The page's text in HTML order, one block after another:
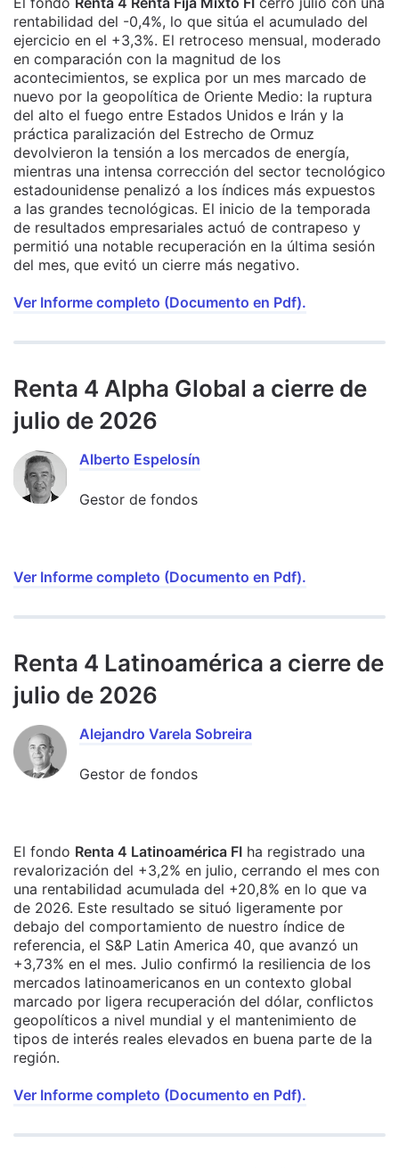
rentabilidad del -0,4%, lo que sitúa el acumulado del
ejercicio en el +3,3%. El retroceso mensual, moderado
en comparación con la magnitud de los
acontecimientos, se explica por un mes marcado de
nuevo por la geopolítica de Oriente Medio: la ruptura
del alto el fuego entre Estados Unidos e Irán y la
práctica paralización del Estrecho de Ormuz
devolvieron la tensión a los mercados de energía,
mientras una intensa corrección del sector tecnológico
estadounidense penalizó a los índices más expuestos
a las grandes tecnológicas. El inicio de la temporada
de resultados empresariales actuó de contrapeso y
permitió una notable recuperación en la última sesión
del mes, que evitó un cierre más negativo.
Ver Informe completo (Documento en Pdf).
Renta 4 Alpha Global a cierre de
julio de 2026
Alberto Espelosín
Gestor de fondos
Ver Informe completo (Documento en Pdf).
Renta 4 Latinoamérica a cierre de
julio de 2026
Alejandro Varela Sobreira
Gestor de fondos
El fondo Renta 4 Latinoamérica FI ha registrado una
revalorización del +3,2% en julio, cerrando el mes con
una rentabilidad acumulada del +20,8% en lo que va
de 2026. Este resultado se situó ligeramente por
debajo del comportamiento de nuestro índice de
referencia, el S&P Latin America 40, que avanzó un
+3,73% en el mes. Julio confirmó la resiliencia de los
mercados latinoamericanos en un contexto global
marcado por ligera recuperación del dólar, conflictos
geopolíticos a nivel mundial y el mantenimiento de
tipos de interés reales elevados en buena parte de la
región.
Ver Informe completo (Documento en Pdf).